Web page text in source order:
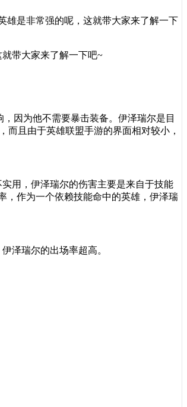
雄是非常强的呢，这就带大家来了解一下
带大家来了解一下吧~
因为他不需要暴击装备。伊泽瑞尔是目
而且由于英雄联盟手游的界面相对较小，
用，伊泽瑞尔的伤害主要是来自于技能
，作为一个依赖技能命中的英雄，伊泽瑞
泽瑞尔的出场率超高。